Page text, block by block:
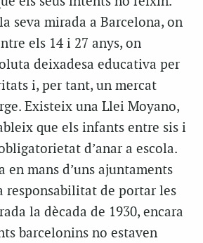
seva mirada a Barcelona, on
els 14 i 27 anys, on
deixadesa educativa per
i, per tant, un mercat
Existeix una Llei Moyano,
que els infants entre sis i
d’anar a escola.
en mans d’uns ajuntaments
responsabilitat de portar les
la dècada de 1930, encara
barcelonins no estaven